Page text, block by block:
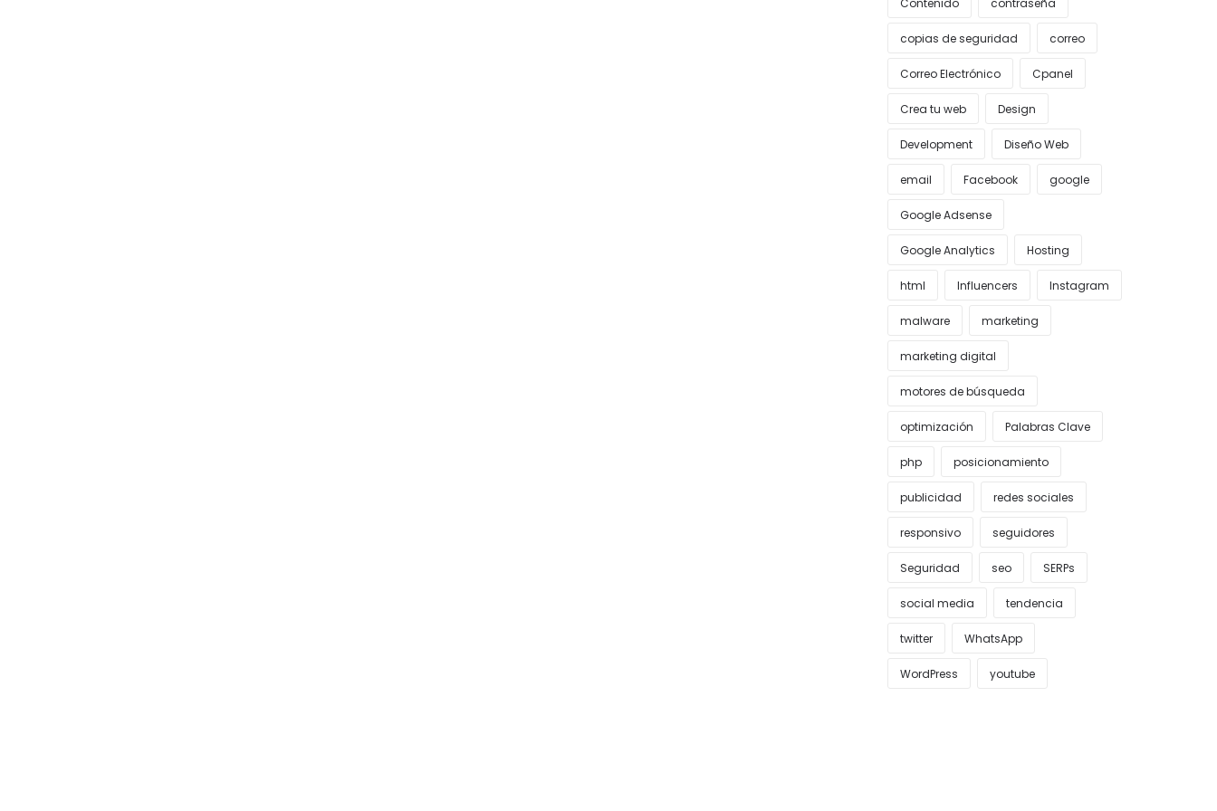
Contenido contraseña
copias de seguridad correo
Correo Electrónico Cpanel
Crea tu web Design
Development Diseño Web
email Facebook google
Google Adsense
Google Analytics Hosting
html Influencers Instagram
malware marketing
marketing digital
motores de búsqueda
optimización Palabras Clave
php posicionamiento
publicidad redes sociales
responsivo seguidores
Seguridad seo SERPs
social media tendencia
twitter WhatsApp
WordPress youtube